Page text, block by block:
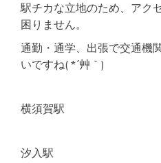
駅チカな立地のため、アク
困りません。
通勤・通学、出張で交通機
いですね( *´艸｀)
横須賀駅
汐入駅